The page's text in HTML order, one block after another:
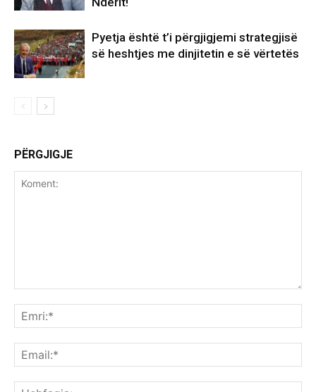
Pyetja është t’i përgjigjemi strategjisë
së heshtjes me dinjitetin e së vërtetës
PËRGJIGJE